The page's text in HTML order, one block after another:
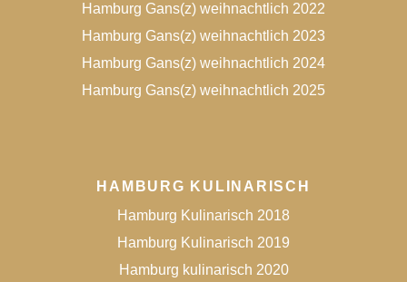
Hamburg Gans(z) weihnachtlich 2022
Hamburg Gans(z) weihnachtlich 2023
Hamburg Gans(z) weihnachtlich 2024
Hamburg Gans(z) weihnachtlich 2025
HAMBURG KULINARISCH
Hamburg Kulinarisch 2018
Hamburg Kulinarisch 2019
Hamburg kulinarisch 2020